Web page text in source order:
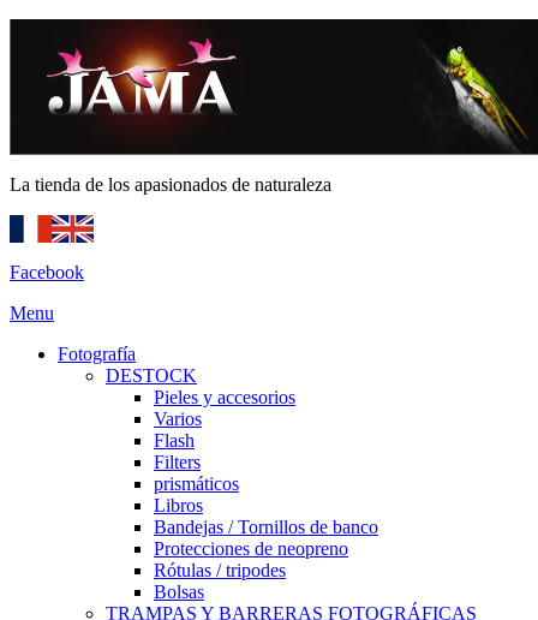
La tienda de los apasionados de naturaleza
Facebook
Menu
Fotografía
DESTOCK
Pieles y accesorios
Varios
Flash
Filters
prismáticos
Libros
Bandejas / Tornillos de banco
Protecciones de neopreno
Rótulas / tripodes
Bolsas
TRAMPAS Y BARRERAS FOTOGRÁFICAS